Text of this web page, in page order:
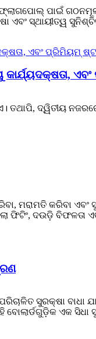
ପାଇଁ
ଏବଂ ସ୍ଥାୟୀତ୍ୱ
ତଥାପି, ଦ୍ୱିତୀୟ
ମରାମତି କରିବା ଏବଂ
ଦଉଡ଼ି ବିଫଳତା
ସୁରକ୍ଷା
ବୋଲାର୍ଡଗୁଡ଼ିକ ଏକ